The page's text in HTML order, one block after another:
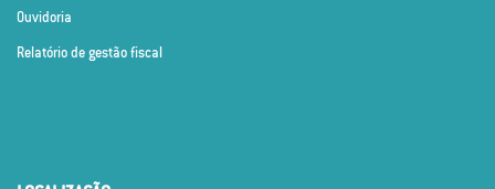
Ouvidoria
Relatório de gestão fiscal